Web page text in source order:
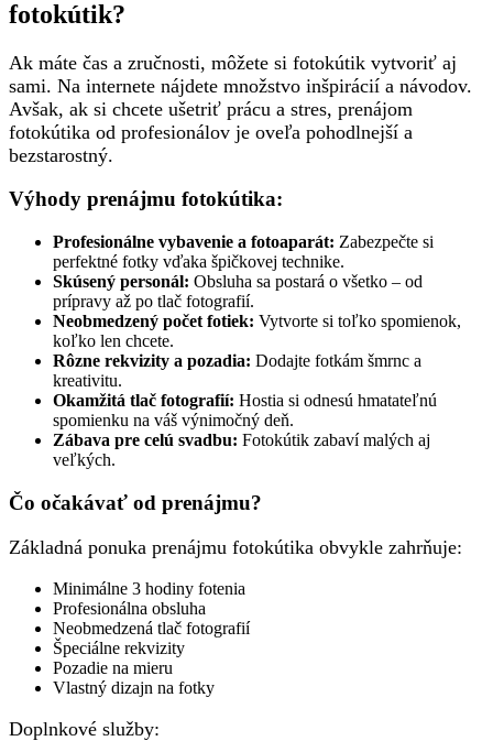
fotokútik?
Ak máte čas a zručnosti, môžete si fotokútik vytvoriť aj
sami. Na internete nájdete množstvo inšpirácií a návodov.
Avšak, ak si chcete ušetriť prácu a stres, prenájom
fotokútika od profesionálov je oveľa pohodlnejší a
bezstarostný.
Výhody prenájmu fotokútika:
Profesionálne vybavenie a fotoaparát: Zabezpečte si
perfektné fotky vďaka špičkovej technike.
Skúsený personál: Obsluha sa postará o všetko – od
prípravy až po tlač fotografií.
Neobmedzený počet fotiek: Vytvorte si toľko spomienok,
koľko len chcete.
Rôzne rekvizity a pozadia: Dodajte fotkám šmrnc a
kreativitu.
Okamžitá tlač fotografií: Hostia si odnesú hmatateľnú
spomienku na váš výnimočný deň.
Zábava pre celú svadbu: Fotokútik zabaví malých aj
veľkých.
Čo očakávať od prenájmu?
Základná ponuka prenájmu fotokútika obvykle zahrňuje:
Minimálne 3 hodiny fotenia
Profesionálna obsluha
Neobmedzená tlač fotografií
Špeciálne rekvizity
Pozadie na mieru
Vlastný dizajn na fotky
Doplnkové služby: